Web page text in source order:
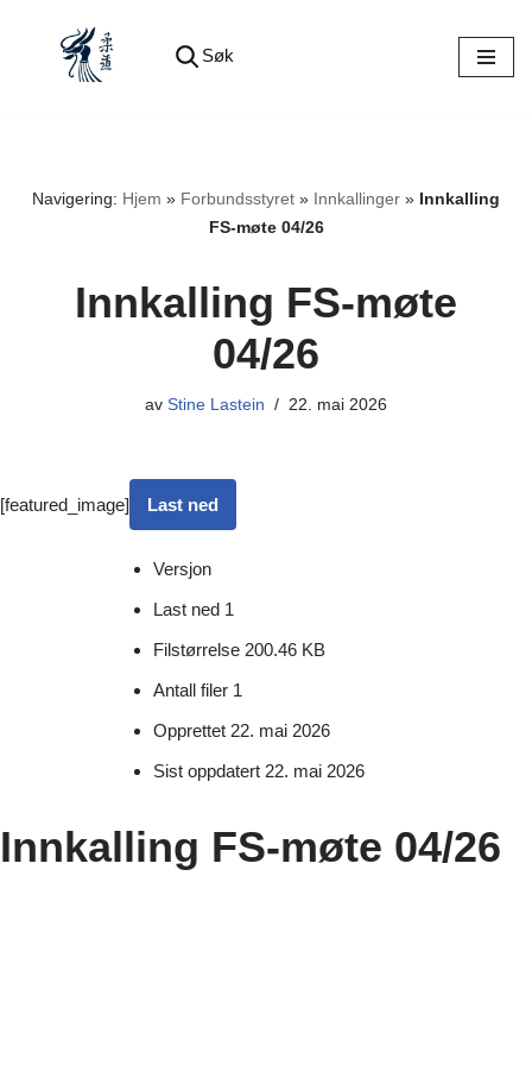
Søk
Navigering: Hjem » Forbundsstyret » Innkallinger » Innkalling
FS-møte 04/26
Innkalling FS-møte
04/26
av Stine Lastein 22. mai 2026
[featured_image] Last ned
Versjon
Last ned 1
Filstørrelse 200.46 KB
Antall filer 1
Opprettet 22. mai 2026
Sist oppdatert 22. mai 2026
Innkalling FS-møte 04/26